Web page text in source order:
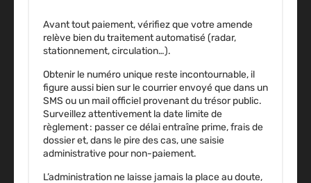
Avant tout paiement, vérifiez que votre amende
relève bien du traitement automatisé (radar,
stationnement, circulation…).
Obtenir le numéro unique reste incontournable, il
figure aussi bien sur le courrier envoyé que dans un
SMS ou un mail officiel provenant du trésor public.
Surveillez attentivement la date limite de
règlement : passer ce délai entraîne prime, frais de
dossier et, dans le pire des cas, une saisie
administrative pour non-paiement.
L’administration ne laisse jamais la place au doute,